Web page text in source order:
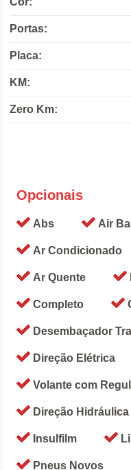
Portas:
Placa:
KM:
Zero Km:
Opcionais
Abs Air
Ar Condicionado
Ar Quente
Completo
Desembaçador
Direção Elétrica
Volante com
Direção Hidráulica
Insulfilm
Pneus Novos